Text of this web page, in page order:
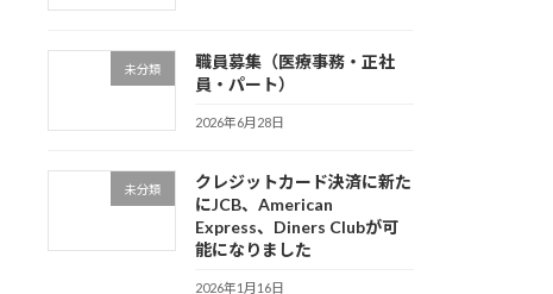
未分類
職員募集（医療事務・正社
員・パート）
2026年6月28日
未分類
クレジットカード決済に新た
にJCB、American
Express、Diners Clubが可
能になりました
2026年1月16日